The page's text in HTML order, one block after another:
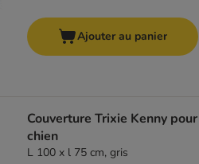
Ajouter au panier
Couverture Trixie Kenny pour
chien
L 100 x l 75 cm, gris